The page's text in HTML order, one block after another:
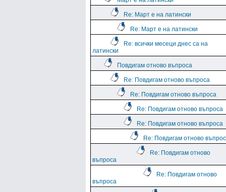
Re: Март е на латински
Re: Март е на латински
Re: всички месеци днес са на
латински
Повдигам отново въпроса
Re: Повдигам отново въпроса
Re: Повдигам отново въпроса
Re: Повдигам отново въпроса
Re: Повдигам отново въпроса
Re: Повдигам отново
Re: Повдигам отново
въпроса
Re: Повдигам отново
въпроса